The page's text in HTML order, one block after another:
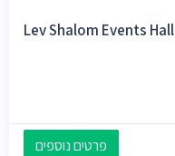
פרטים נוספים